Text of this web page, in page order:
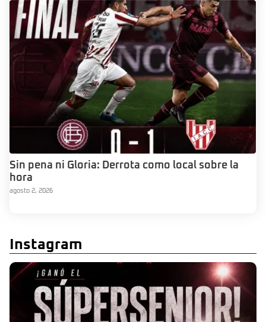
Sin pena ni Gloria: Derrota como local sobre la
hora
agosto 2, 2026
Instagram